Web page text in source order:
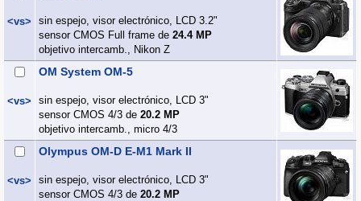
<vs>
sin espejo, visor electrónico, LCD 3.2"
sensor CMOS Full frame de 24.4 MP
objetivo intercamb., Nikon Z
<vs>
OM System OM-5
sin espejo, visor electrónico, LCD 3"
sensor CMOS 4/3 de 20.2 MP
objetivo intercamb., micro 4/3
<vs>
Olympus OM-D E-M1 Mark II
sin espejo, visor electrónico, LCD 3"
sensor CMOS 4/3 de 20.2 MP